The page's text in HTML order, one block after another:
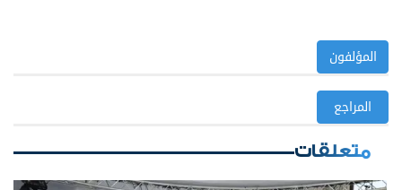
المؤلفون
المراجع
متعلقات